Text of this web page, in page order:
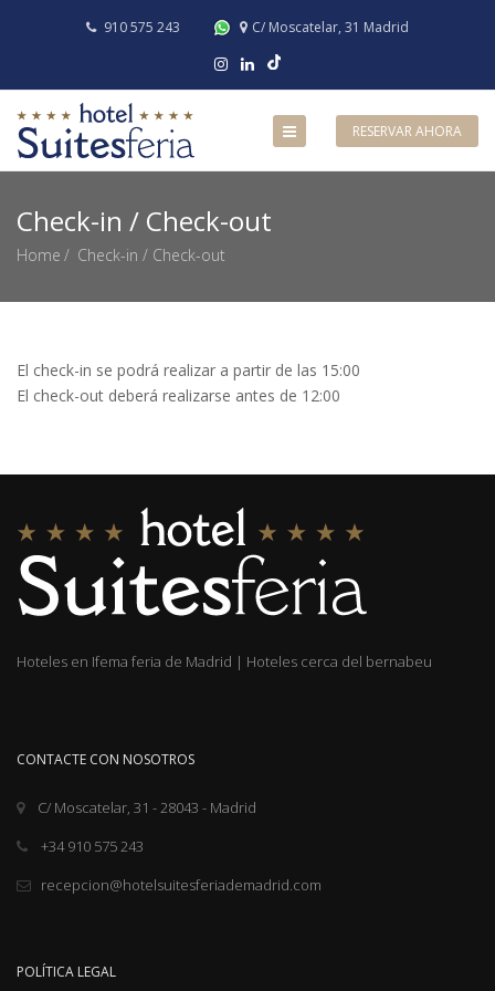
910 575 243 C/ Moscatelar, 31 Madrid
RESERVAR AHORA
Check-in / Check-out
Home Check-in / Check-out
El check-in se podrá realizar a partir de las 15:00
El check-out deberá realizarse antes de 12:00
Hoteles en Ifema feria de Madrid | Hoteles cerca del bernabeu
CONTACTE CON NOSOTROS
C/ Moscatelar, 31 - 28043 - Madrid
+34 910 575 243
recepcion@hotelsuitesferiademadrid.com
POLÍTICA LEGAL